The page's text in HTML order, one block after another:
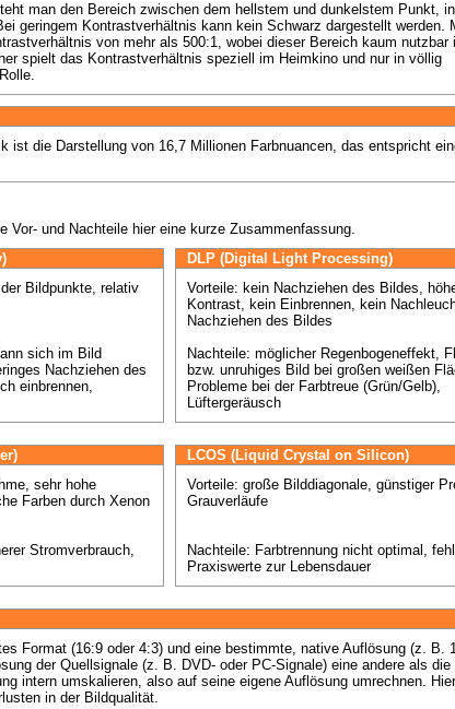
man den Bereich zwischen dem hellstem und dunkelstem Punkt,
geringem Kontrastverhältnis kann kein Schwarz dargestellt werden.
von mehr als 500:1, wobei dieser Bereich kaum nutzbar
spielt das Kontrastverhältnis speziell im Heimkino und nur in völlig
ist die Darstellung von 16,7 Millionen Farbnuancen, das entspricht
Vor- und Nachteile hier eine kurze Zusammenfassung.
Bildpunkte, relativ
sich im Bild
Nachziehen des
einbrennen,
DLP (Digital Light Processing)
Vorteile: kein Nachziehen des Bildes,
Kontrast, kein Einbrennen, kein
Nachziehen des Bildes
Nachteile: möglicher Regenbogeneffekt,
bzw. unruhiges Bild bei großen weißen
Probleme bei der Farbtreue (Grün/Gelb),
Lüftergeräusch
sehr hohe
Farben durch Xenon
Stromverbrauch,
LCOS (Liquid Crystal on Silicon)
Vorteile: große Bilddiagonale, günstiger
Grauverläufe
Nachteile: Farbtrennung nicht optimal,
Praxiswerte zur Lebensdauer
Format (16:9 oder 4:3) und eine bestimmte, native Auflösung (z. B.
der Quellsignale (z. B. DVD- oder PC-Signale) eine andere als die
intern umskalieren, also auf seine eigene Auflösung umrechnen.
in der Bildqualität.